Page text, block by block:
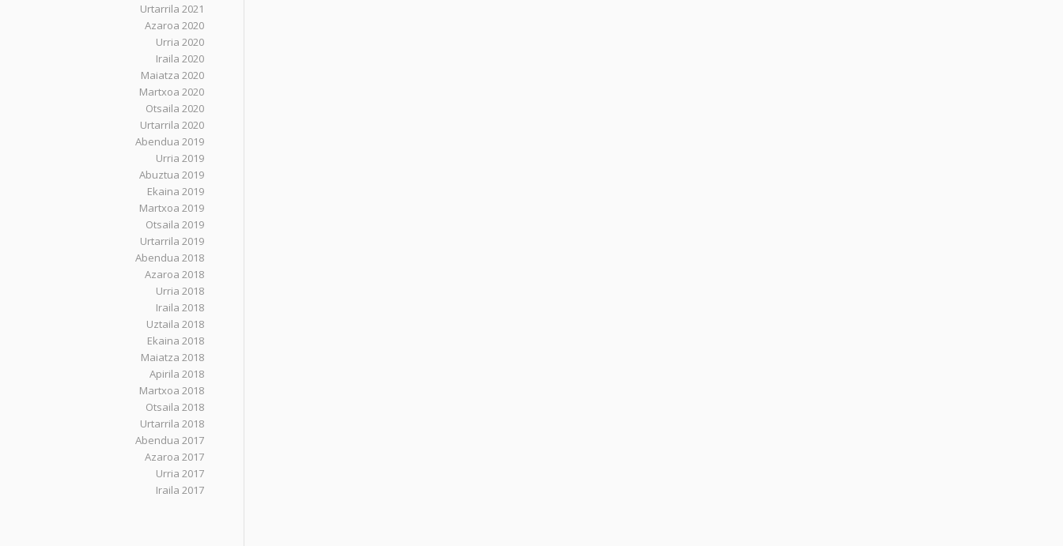
Urtarrila 2021
Azaroa 2020
Urria 2020
Iraila 2020
Maiatza 2020
Martxoa 2020
Otsaila 2020
Urtarrila 2020
Abendua 2019
Urria 2019
Abuztua 2019
Ekaina 2019
Martxoa 2019
Otsaila 2019
Urtarrila 2019
Abendua 2018
Azaroa 2018
Urria 2018
Iraila 2018
Uztaila 2018
Ekaina 2018
Maiatza 2018
Apirila 2018
Martxoa 2018
Otsaila 2018
Urtarrila 2018
Abendua 2017
Azaroa 2017
Urria 2017
Iraila 2017